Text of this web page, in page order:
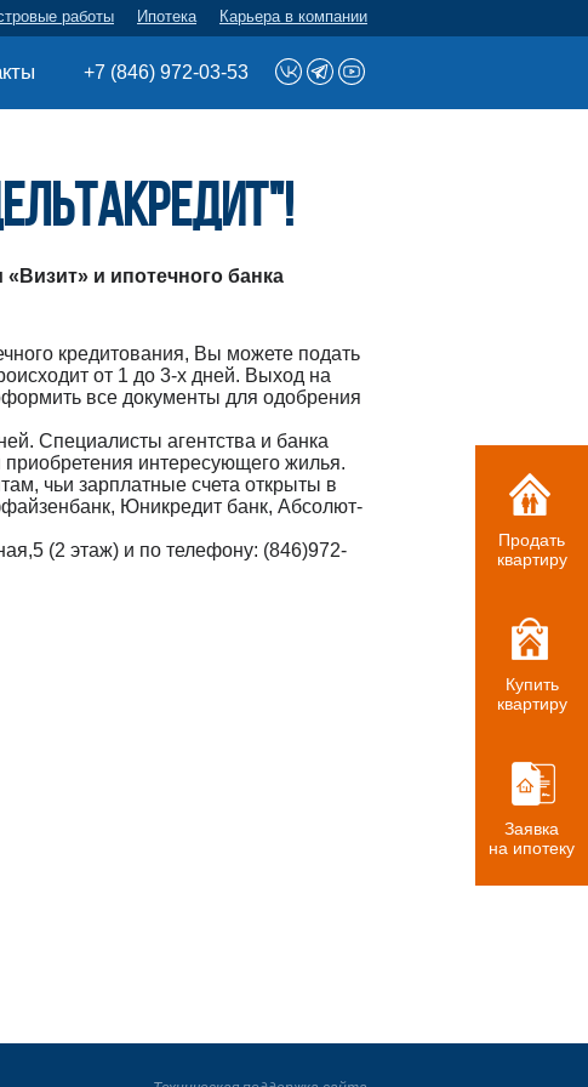
работы Ипотека Карьера в компании
+7 (846) 972-03-53
и ипотечного банка
кредитования, Вы можете подать
от 1 до 3-х дней. Выход на
все документы для одобрения
Специалисты агентства и банка
интересующего жилья.
чьи зарплатные счета открыты в
Юникредит банк, Абсолют-
(2 этаж) и по телефону: (846)972-
Продать
квартиру
Купить
квартиру
Заявка
на ипотеку